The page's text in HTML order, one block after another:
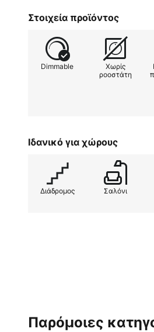
την
-
Στοιχεία προϊόντος
Dimmable
Χωρίς
ροοστάτη
Ιδανικό για χώρους
Διάδρομος Σαλόνι
Παρόμοιες